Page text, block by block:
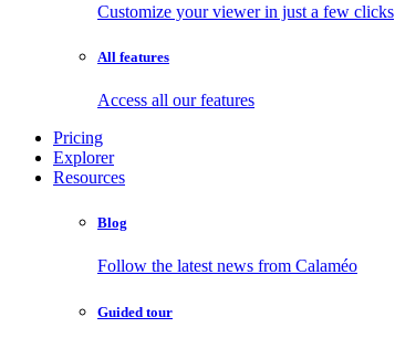
Customize your viewer in just a few clicks
All features
Access all our features
Pricing
Explorer
Resources
Blog
Follow the latest news from Calaméo
Guided tour